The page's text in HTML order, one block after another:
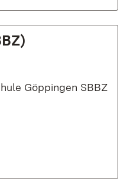
Göppingen SBBZ